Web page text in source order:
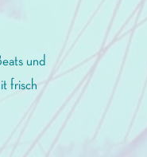
und
frisch